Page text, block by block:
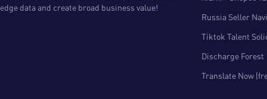
edge data and create broad business value!
Russia Seller
Tiktok Talent
Discharge Forest
Translate Now